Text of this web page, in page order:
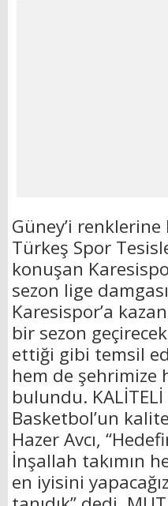
Güney’i
Türkeş Spor
konuşan
sezon lige
Karesispor’a
bir sezon
ettiği gibi temsil
hem de şehrimize
bulundu. KALİTELİ
Basketbol’un
Hazer Avcı,
İnşallah takımın
en iyisini